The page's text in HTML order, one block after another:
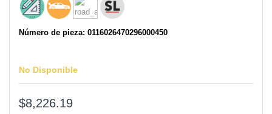
Número de pieza: 0116026470296000450
No Disponible
$8,226.19